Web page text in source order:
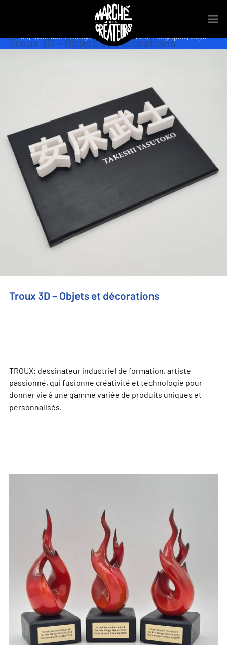
Troux 3D – Objets et décorations
3D,Décoration,Designer ,Dessin,Gravure,Infographie,Objet
Troux 3D – Objets et décorations
TROUX: dessinateur industriel de formation, artiste
passionné, qui fusionne créativité et technologie pour
donner vie à une gamme variée de produits uniques et
personnalisés.